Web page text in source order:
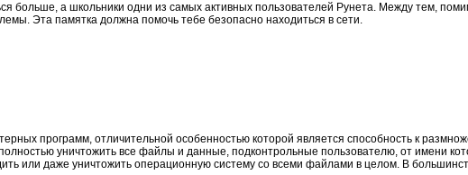
больше, а школьники одни из самых активных пользователей Рунета. Между тем,
Эта памятка должна помочь тебе безопасно находиться в сети.
программ, отличительной особенностью которой является способность к
уничтожить все файлы и данные, подконтрольные пользователю, от имени
или даже уничтожить операционную систему со всеми файлами в целом. В